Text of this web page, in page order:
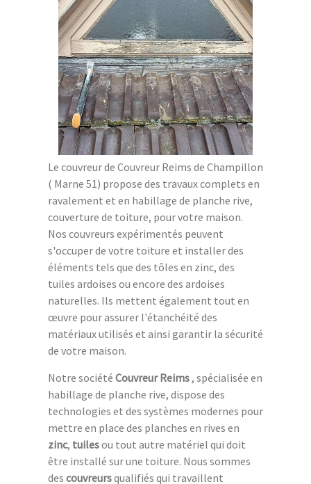
Le couvreur de Couvreur Reims de Champillon
( Marne 51) propose des travaux complets en
ravalement et en habillage de planche rive,
couverture de toiture, pour votre maison.
Nos couvreurs expérimentés peuvent
s'occuper de votre toiture et installer des
éléments tels que des tôles en zinc, des
tuiles ardoises ou encore des ardoises
naturelles. Ils mettent également tout en
œuvre pour assurer l'étanchéité des
matériaux utilisés et ainsi garantir la sécurité
de votre maison.
Notre société Couvreur Reims, spécialisée en
habillage de planche rive, dispose des
technologies et des systèmes modernes pour
mettre en place des planches en rives en
zinc, tuilesou tout autre matériel qui doit
être installé sur une toiture. Nous sommes
des couvreursqualifiés qui travaillent